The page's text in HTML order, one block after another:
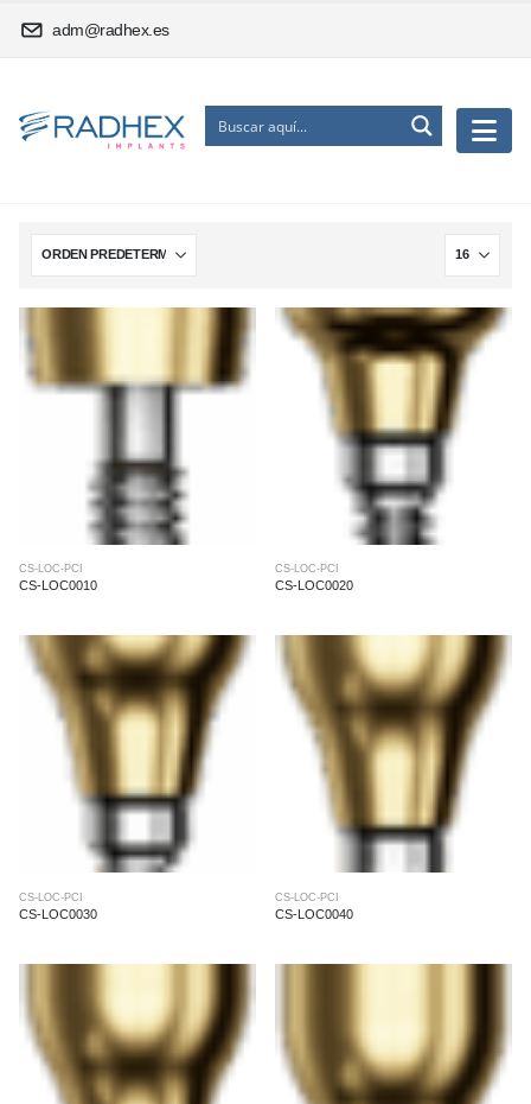
adm@radhex.es
CS-LOC-PCI
CS-LOC0010
CS-LOC-PCI
CS-LOC0020
CS-LOC-PCI
CS-LOC0030
CS-LOC-PCI
CS-LOC0040